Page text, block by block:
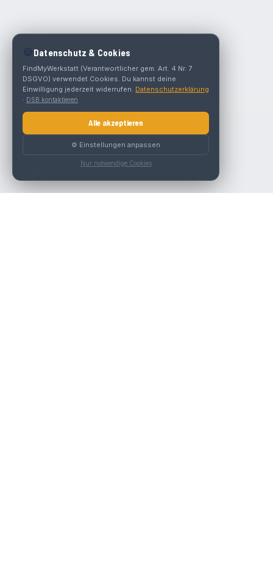
🍪 Datenschutz & Cookies
FindMyWerkstatt (Verantwortlicher gem. Art. 4 Nr. 7
DSGVO) verwendet Cookies. Du kannst deine
Einwilligung jederzeit widerrufen. Datenschutzerklärung
· DSB kontaktieren
Alle akzeptieren
⚙️ Einstellungen anpassen
Nur notwendige Cookies